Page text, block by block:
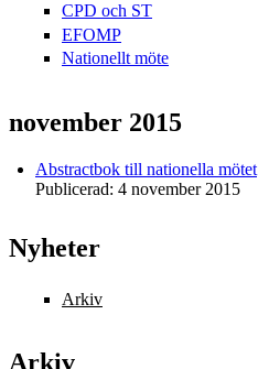
CPD och ST
EFOMP
Nationellt möte
november 2015
Abstractbok till nationella mötet
Publicerad: 4 november 2015
Nyheter
Arkiv
Arkiv